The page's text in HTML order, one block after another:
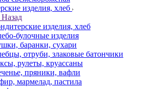
изделия, хлеб
Назад
изделия, хлеб
булочные изделия
баранки, сухари
отруби, злаковые батончики
рулеты, круассаны
пряники, вафли
мармелад, пастила